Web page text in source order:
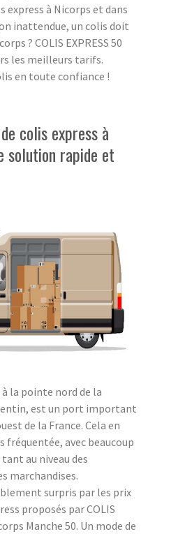
express à Nicorps et dans
inattendue, un colis doit
? COLIS EXPRESS 50
les meilleurs tarifs.
en toute confiance !
colis express à
solution rapide et
la pointe nord de la
est un port important
de la France. Cela en
fréquentée, avec beaucoup
au niveau des
marchandises.
surpris par les prix
proposés par COLIS
Manche 50. Un mode de